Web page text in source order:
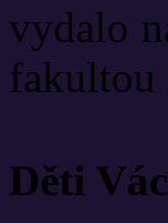
vydalo
fakultou
Děti